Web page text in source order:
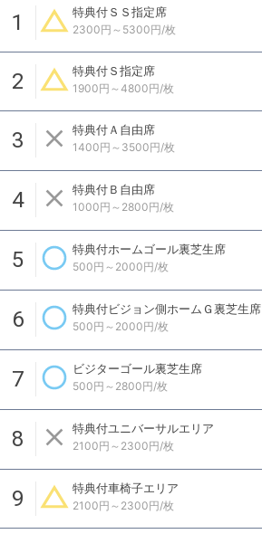
1 特典付ＳＳ指定席
2300円～5300円/枚
2 特典付Ｓ指定席
1900円～4800円/枚
3 特典付Ａ自由席
1400円～3500円/枚
4 特典付Ｂ自由席
1000円～2800円/枚
5 特典付ホームゴール裏芝生席
500円～2000円/枚
6 特典付ビジョン側ホームＧ裏芝生席
500円～2000円/枚
7 ビジターゴール裏芝生席
500円～2800円/枚
8 特典付ユニバーサルエリア
2100円～2300円/枚
9 特典付車椅子エリア
2100円～2300円/枚